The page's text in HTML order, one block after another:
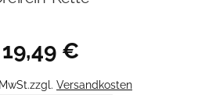
19,49 €
zzgl. Versandkosten